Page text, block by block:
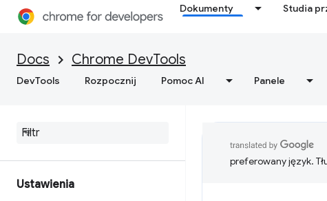
Dokumenty Studia
Docs Chrome DevTools
DevTools Rozpocznij Pomoc AI Panele
Ustawienia
preferowany język.